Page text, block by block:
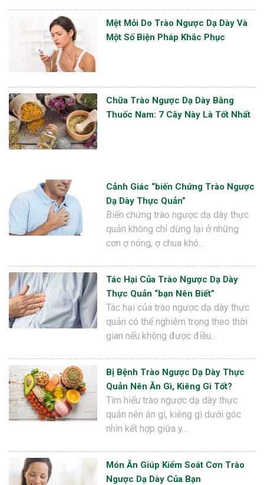
Mệt Mỏi Do Trào Ngược Dạ Dày Và
Một Số Biện Pháp Khắc Phục
Chữa Trào Ngược Dạ Dày Bằng
Thuốc Nam: 7 Cây Này Là Tốt Nhất
Cảnh Giác “biến Chứng Trào Ngược
Dạ Dày Thực Quản”
Biến chứng trào ngược dạ dày thực
quản không chỉ dừng lại ở những
cơn ợ nóng, ợ chua khó…
Tác Hại Của Trào Ngược Dạ Dày
Thực Quản “bạn Nên Biết”
Tác hại của trào ngược dạ dày thực
quản có thể nghiêm trọng theo thời
gian nếu không được điều…
Bị Bệnh Trào Ngược Dạ Dày Thực
Quản Nên Ăn Gì, Kiêng Gì Tốt?
Tìm hiểu trào ngược dạ dày thực
quản nên ăn gì, kiêng gì dưới góc
nhìn kết hợp giữa y…
Món Ăn Giúp Kiểm Soát Cơn Trào
Ngược Dạ Dày Của Bạn